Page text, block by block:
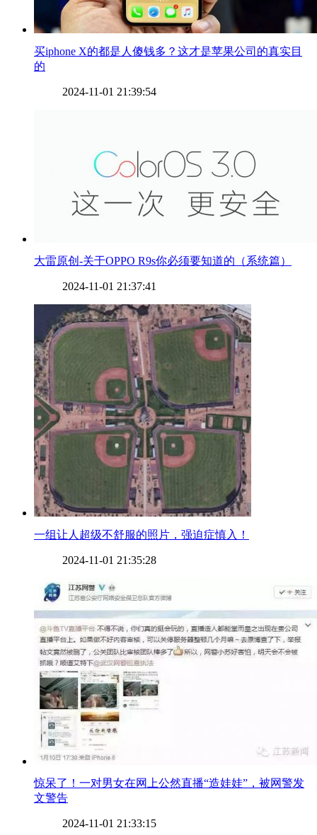
​买iphone X的都是人傻钱多？这才是苹果公司的真实目
的
2024-11-01 21:39:54
​大雷原创-关于OPPO R9s你必须要知道的（系统篇）
2024-11-01 21:37:41
​一组让人超级不舒服的照片，强迫症慎入！
2024-11-01 21:35:28
​惊呆了！一对男女在网上公然直播“造娃娃”，被网警发
文警告
2024-11-01 21:33:15